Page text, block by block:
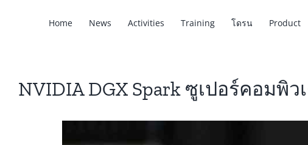
Home News Activities Training โดรน Product
NVIDIA DGX Spark ซูเปอร์คอมพิ